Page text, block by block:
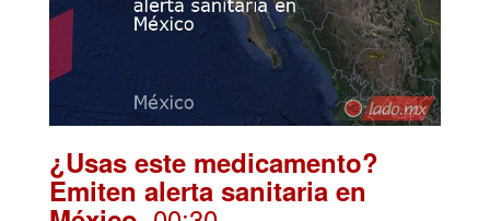
¿Usas este medicamento?
Emiten alerta sanitaria en